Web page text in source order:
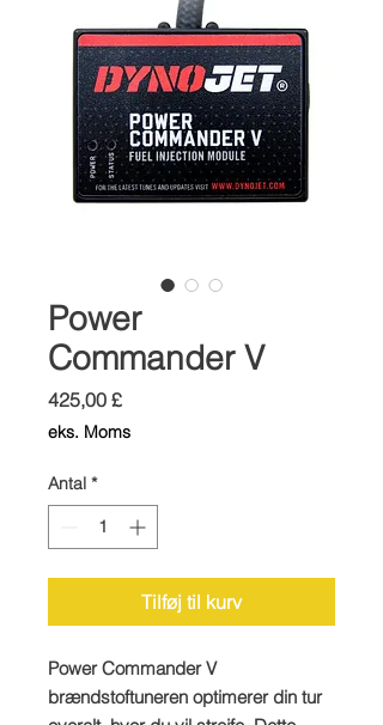
Power
Commander V
425,00 £Pris
eks. Moms
Antal *
Tilføj til kurv
Power Commander V
brændstoftuneren optimerer din tur